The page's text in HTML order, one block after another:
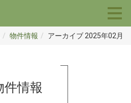
物件情報 アーカイブ 2025年02月
件情報